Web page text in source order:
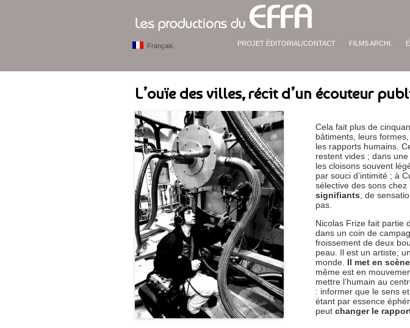
PROJET ÉDITORIAL/CONTACT FILMS ARCHI.
Français
L’ouïe des villes, récit d’un écouteur
Cela fait plus de
bâtiments, leurs
les rapports humains.
restent vides ; dans
les cloisons souvent
par souci d’intimité ; à
sélective des sons chez
signifiants , de
pas.
Nicolas Frize fait partie
dans un coin de
froissement de deux
peau. Il est un artiste,
monde. Il met en
même est en
mettre l’humain au
: informer que le sens
étant par essence
peutchanger le